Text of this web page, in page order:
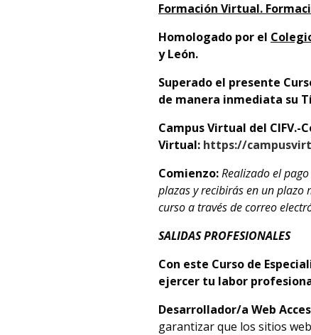
Formación Virtual.
Homologado por el
y León.
Superado el presente
de manera inmediata su
Campus Virtual del
Virtual: https://
Comienzo:Realizado el
plazas y recibirás en un plazo
curso a través de correo
SALIDAS PROFESIONALES
Con este Curso de
ejercer tu labor
Desarrollador/a Web
garantizar que los sitios